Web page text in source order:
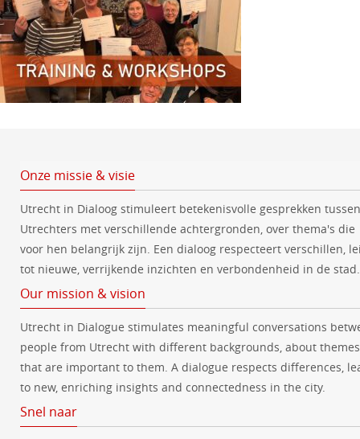
Onze missie & visie
Utrecht in Dialoog stimuleert betekenisvolle gesprekken tussen
Utrechters met verschillende achtergronden, over thema's die
voor hen belangrijk zijn. Een dialoog respecteert verschillen,
tot nieuwe, verrijkende inzichten en verbondenheid in de stad.
Our mission & vision
Utrecht in Dialogue stimulates meaningful conversations
people from Utrecht with different backgrounds, about themes
that are important to them. A dialogue respects differences,
to new, enriching insights and connectedness in the city.
Snel naar